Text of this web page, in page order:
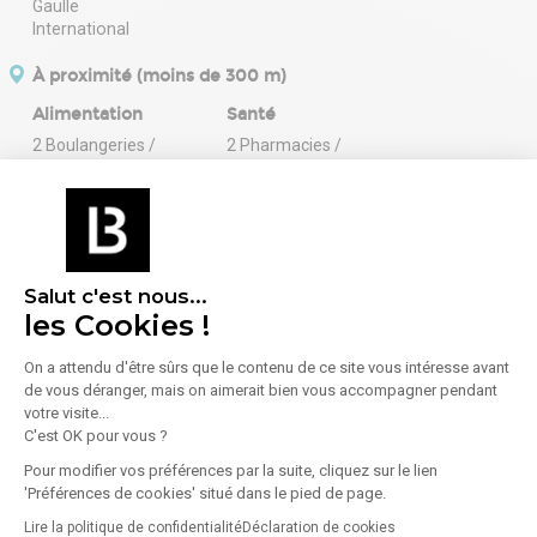
Salut c'est nous...
les Cookies !
On a attendu d'être sûrs que le contenu de ce site vous intéresse avant
de vous déranger, mais on aimerait bien vous accompagner pendant
votre visite...
C'est OK pour vous ?
Pour modifier vos préférences par la suite, cliquez sur le lien
'Préférences de cookies' situé dans le pied de page.
Lire la politique de confidentialitéDéclaration de cookies
À proximité (moins de 300 m)
Alimentation
2 Boulangeries /
alimentaire
13 Restaurants
Supermarché
Santé
2 Pharmacies /
1 Banque
3 Salles de sport /
En savoir plus sur le quartier